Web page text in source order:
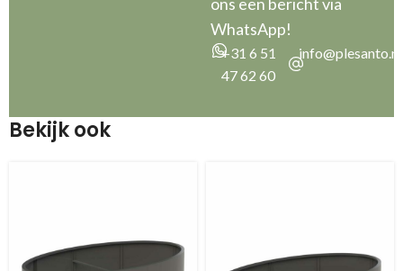
WhatsApp!
+31 6 51
47 62 60
info@plesanto.nl
Bekijk ook